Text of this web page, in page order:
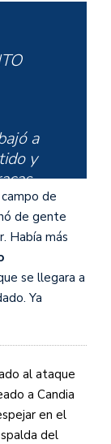
a
y
de
de
de gente
Había más
se llegara a
Ya
al ataque
a Candia
en el
del